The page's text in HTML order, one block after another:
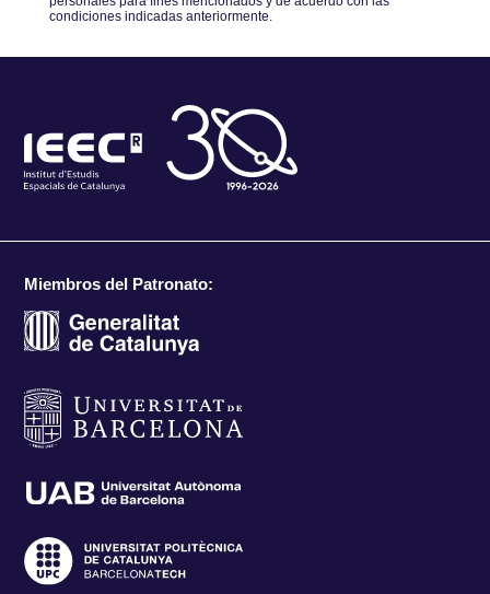
condiciones indicadas anteriormente.
Miembros del Patronato: